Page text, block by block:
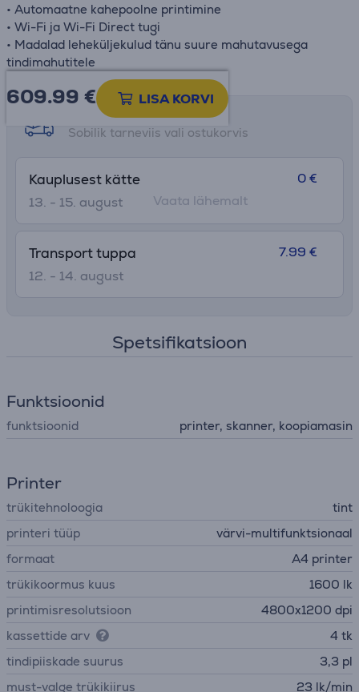
• Automaatne kahepoolne printimine
• Wi-Fi ja Wi-Fi Direct tugi
• Madalad leheküljekulud tänu suure mahutavusega
tindimahutitele
609.99 € LISA KORVI
Tarne võimalused
Sobilik tarneviis vali ostukorvis
Kauplusest kätte
13. - 15. august
0 €
Vaata lähemalt
Transport tuppa
12. - 14. august
7.99 €
Spetsifikatsioon
Funktsioonid
funktsioonid printer, skanner, koopiamasin
Printer
trükitehnoloogia
tint
printeri tüüp
värvi-multifunktsionaal
formaat
A4 printer
trükikoormus kuus
1600 lk
printimisresolutsioon
4800x1200 dpi
kassettide arv
4 tk
tindipiiskade suurus
3,3 pl
must-valge trükikiirus
23 lk/min